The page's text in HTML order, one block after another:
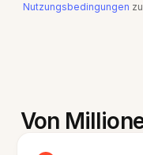
Nutzungsbedingungen
Von